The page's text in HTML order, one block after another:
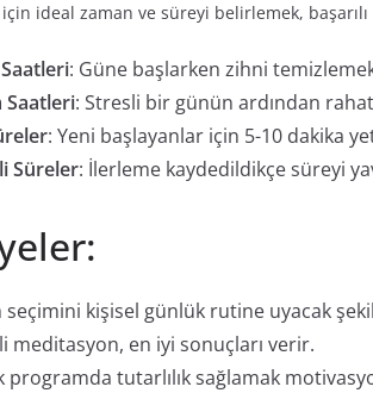
ideal zaman ve süreyi belirlemek,
: Güne başlarken zihni
Saatleri: Stresli bir günün ardından
: Yeni başlayanlar için 5-10 dakika
Süreler: İlerleme kaydedildikçe süreyi
seçimini kişisel günlük rutine uyacak
meditasyon, en iyi sonuçları verir.
programda tutarlılık sağlamak